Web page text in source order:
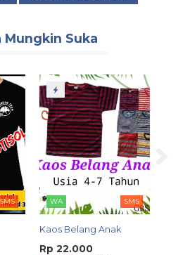
Mungkin Suka
SMS WA SMS
Kaos Belang Anak
Rp 22.000